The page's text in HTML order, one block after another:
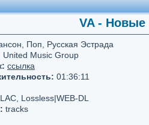
VA - Новые
Поп, Русская Эстрада
United Music Group
ссылка
01:36:11
Lossless|WEB-DL
tracks